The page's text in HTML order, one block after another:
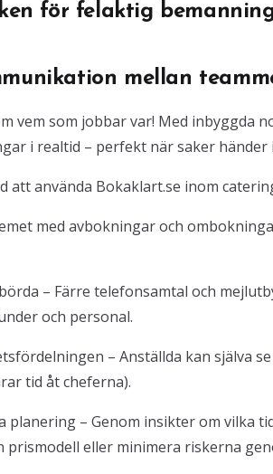
för felaktig
mellan
vem som jobbar var! Med inbyggda
i realtid – perfekt när saker händer
att använda Bokaklart.se inom
med avbokningar och
– Färre telefonsamtal och
och personal.
– Anställda kan själva
tid åt cheferna).
planering – Genom insikter om vilka
prismodell eller minimera riskerna